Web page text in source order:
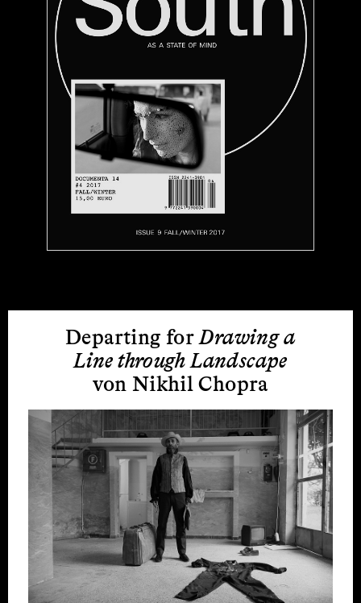
Departing for Drawing a
Line through Landscape
von Nikhil Chopra